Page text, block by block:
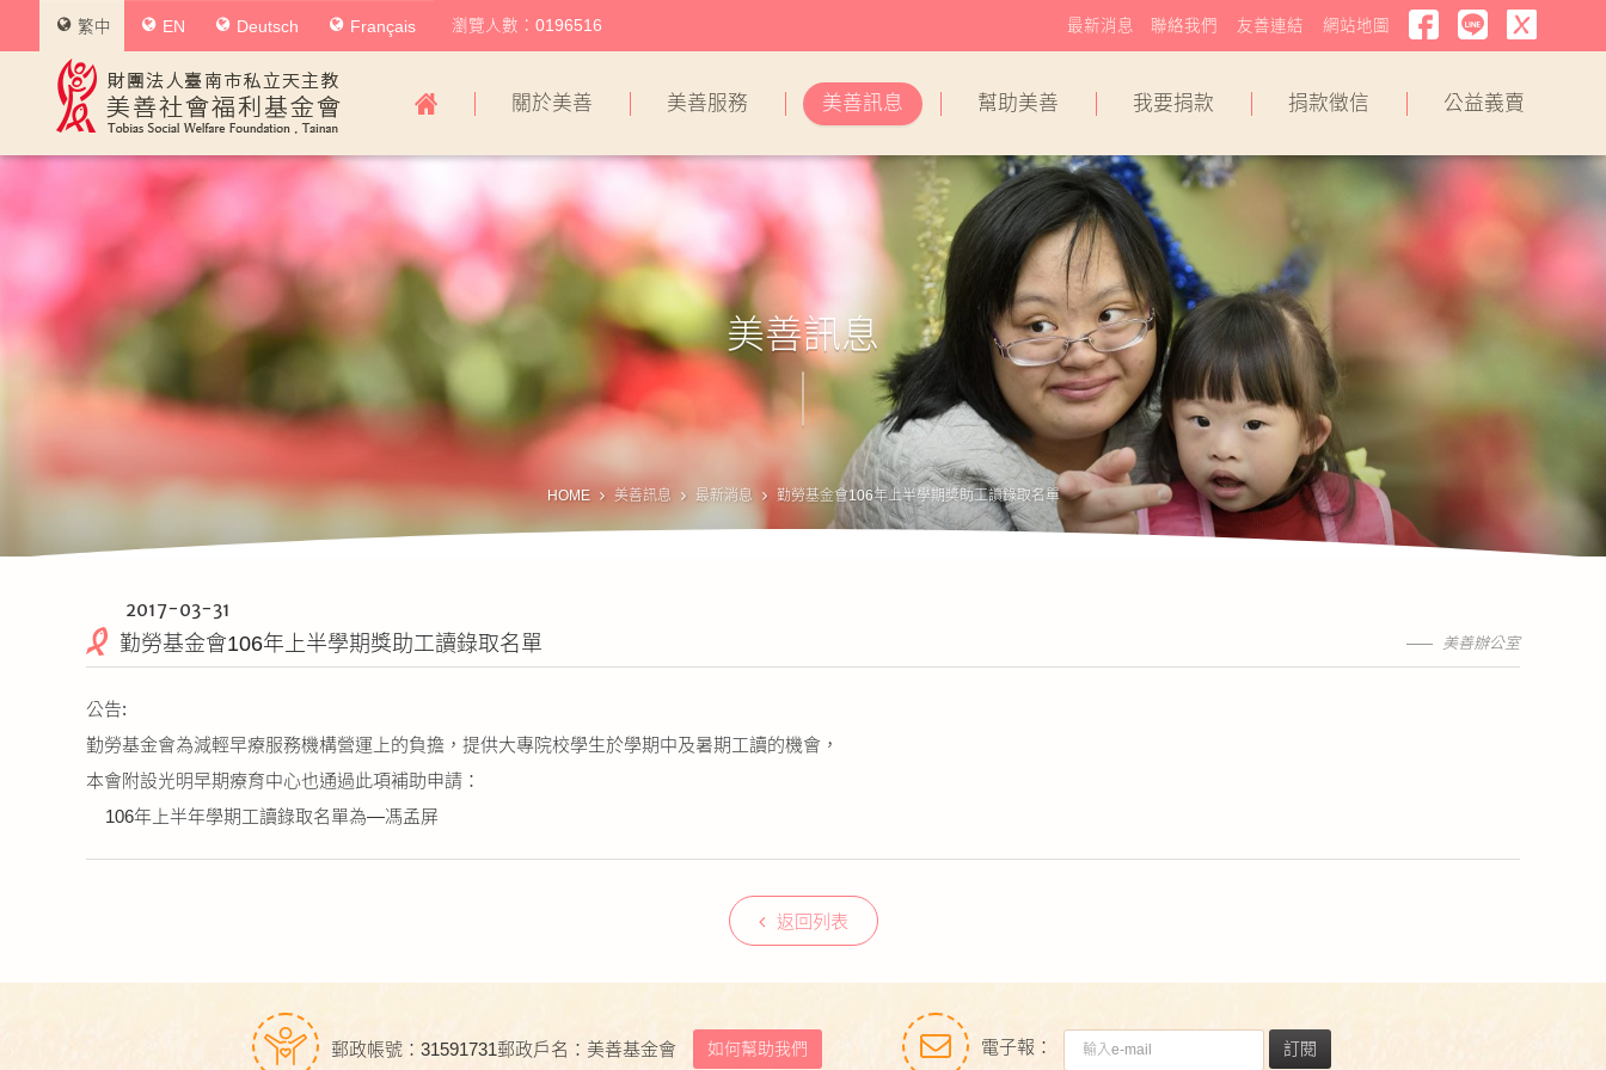
社
會
福
利
金
會
導
覽
關於美善 美善服務 美善訊息 幫助美善 我要捐款 捐款徵信 公益義賣
繁中 EN Deutsch Français 瀏覽人數：0196516 最新消息 聯絡我們 友善連結 網站地圖
美善訊息
HOME 美善訊息 最新消息 勤勞基金會106年上半學期獎助工讀錄取名單
美善辦公室
2017-03-31
勤勞基金會106年上半學期獎助工讀錄取名單
公告:
勤勞基金會為減輕早療服務機構營運上的負擔，提供大專院校學生於學期中及暑期工讀的機會，
本會附設光明早期療育中心也通過此項補助申請：
106年上半年學期工讀錄取名單為—馮孟屏
返回列表
郵政帳號：31591731郵政戶名：美善基金會 如何幫助我們 電子報： 訂閱